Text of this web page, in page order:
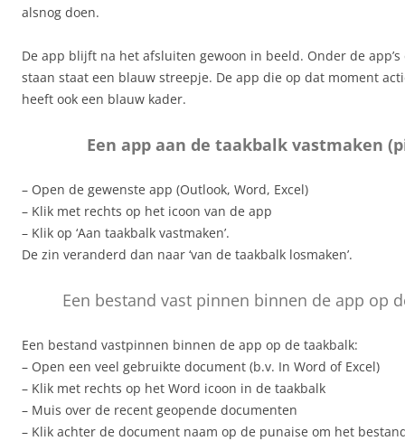
alsnog doen.
De app blijft na het afsluiten gewoon in beeld. Onder de
staan staat een blauw streepje. De app die op dat moment
heeft ook een blauw kader.
Een app aan de taakbalk vastmaken
– Open de gewenste app (Outlook, Word, Excel)
– Klik met rechts op het icoon van de app
– Klik op ‘Aan taakbalk vastmaken’.
De zin veranderd dan naar ‘van de taakbalk losmaken’.
Een bestand vast pinnen binnen de app op
Een bestand vastpinnen binnen de app op de taakbalk:
– Open een veel gebruikte document (b.v. In Word of Excel)
– Klik met rechts op het Word icoon in de taakbalk
– Muis over de recent geopende documenten
– Klik achter de document naam op de punaise om het